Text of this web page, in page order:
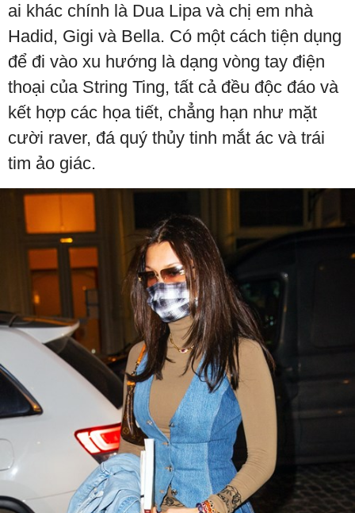
ai khác chính là Dua Lipa và chị em nhà
Hadid, Gigi và Bella. Có một cách tiện dụng
để đi vào xu hướng là dạng vòng tay điện
thoại của String Ting, tất cả đều độc đáo và
kết hợp các họa tiết, chẳng hạn như mặt
cười raver, đá quý thủy tinh mắt ác và trái
tim ảo giác.